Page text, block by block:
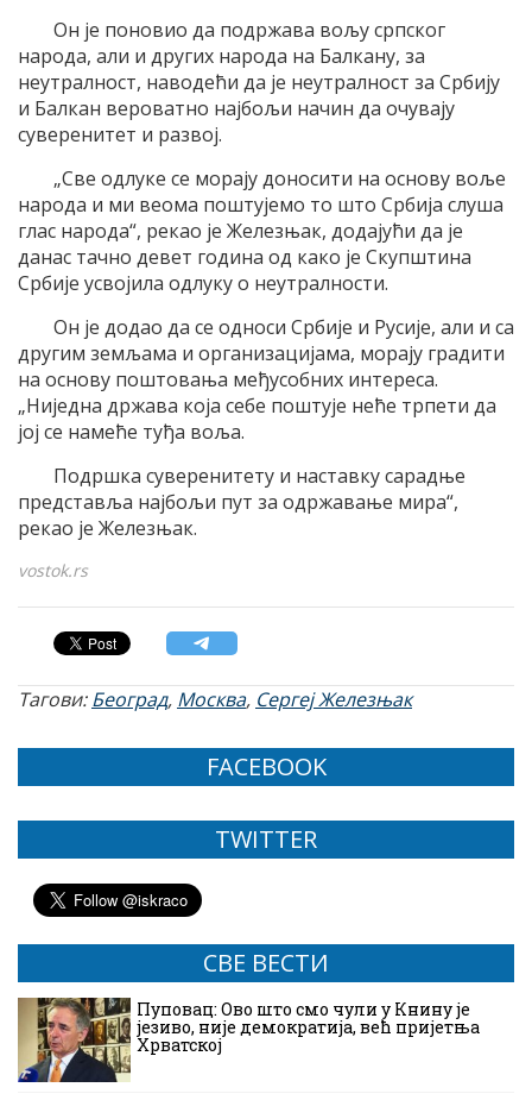
Он је поновио да подржава вољу српског
народа, али и других народа на Балкану, за
неутралност, наводећи да је неутралност за Србију
и Балкан вероватно најбољи начин да очувају
суверенитет и развој.
„Све одлуке се морају доносити на основу воље
народа и ми веома поштујемо то што Србија слуша
глас народа“, рекао је Железњак, додајући да је
данас тачно девет година од како је Скупштина
Србије усвојила одлуку о неутралности.
Он је додао да се односи Србије и Русије, али и са
другим земљама и организацијама, морају градити
на основу поштовања међусобних интереса.
„Ниједна држава која себе поштује неће трпети да
јој се намеће туђа воља.
Подршка суверенитету и наставку сарадње
представља најбољи пут за одржавање мира“,
рекао је Железњак.
vostok.rs
Тагови:Београд, Москва, Сергеј Железњак
FACEBOOK
TWITTER
СВЕ ВЕСТИ
Пуповац: Ово што смо чули у Книну је
језиво, није демократија, већ пријетња
Хрватској